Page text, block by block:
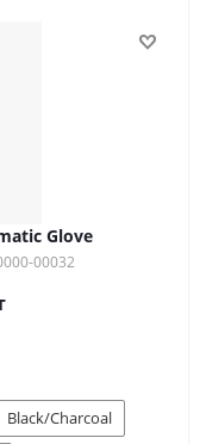
Glove
00032
Black/Charcoal